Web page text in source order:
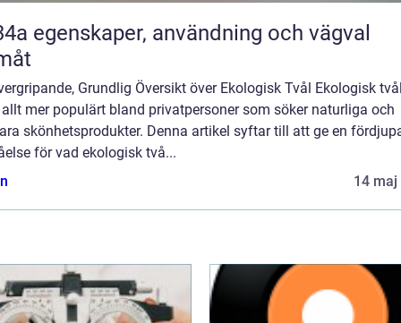
och vägval
Grundlig Översikt över Ekologisk Tvål Ekologisk
mer populärt bland privatpersoner som söker naturliga och
skönhetsprodukter. Denna artikel syftar till att ge en
för vad ekologisk två...
14 maj